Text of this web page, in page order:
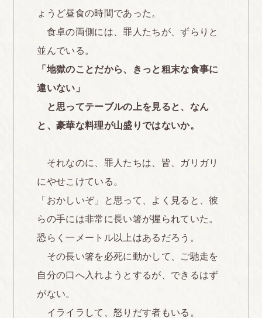
ょうど昼食の時間であった。
食卓の両側には、罪人たちが、ずらりと
並んでいる。
「地獄のことだから、きっと粗末な食事に
違いない」
と思ってテーブルの上を見ると、なん
と、豪華な料理が山盛りではないか。
それなのに、罪人たちは、皆、ガリガリ
にやせこけている。
「おかしいぞ」と思って、よく見ると、彼
らの手には非常に長い箸が握られていた。
恐らく一メートル以上はあるだろう。
その長い箸を必死に動かして、ご馳走を
自分の口へ入れようとするが、できるはず
がない。
イライラして、怒りだす者もいる。